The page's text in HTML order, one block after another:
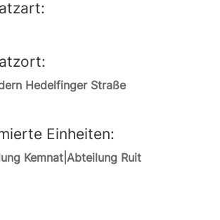
Hedelfinger Straße
Einheiten:
Kemnat|Abteilung Ruit